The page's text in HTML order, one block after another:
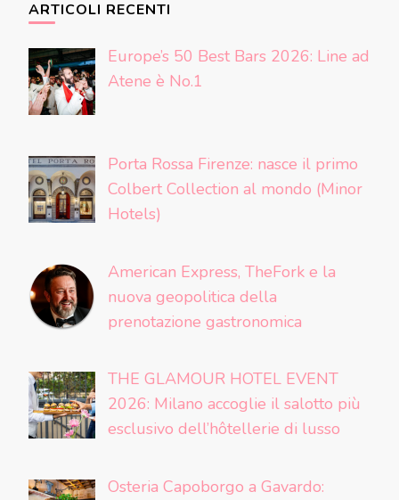
ARTICOLI RECENTI
Europe’s 50 Best Bars 2026: Line ad
Atene è No.1
Porta Rossa Firenze: nasce il primo
Colbert Collection al mondo (Minor
Hotels)
American Express, TheFork e la
nuova geopolitica della
prenotazione gastronomica
THE GLAMOUR HOTEL EVENT
2026: Milano accoglie il salotto più
esclusivo dell’hôtellerie di lusso
Osteria Capoborgo a Gavardo: